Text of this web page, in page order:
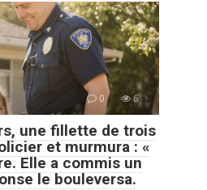
0 6
une fillette de trois
et murmura : «
Elle a commis un
le bouleversa.